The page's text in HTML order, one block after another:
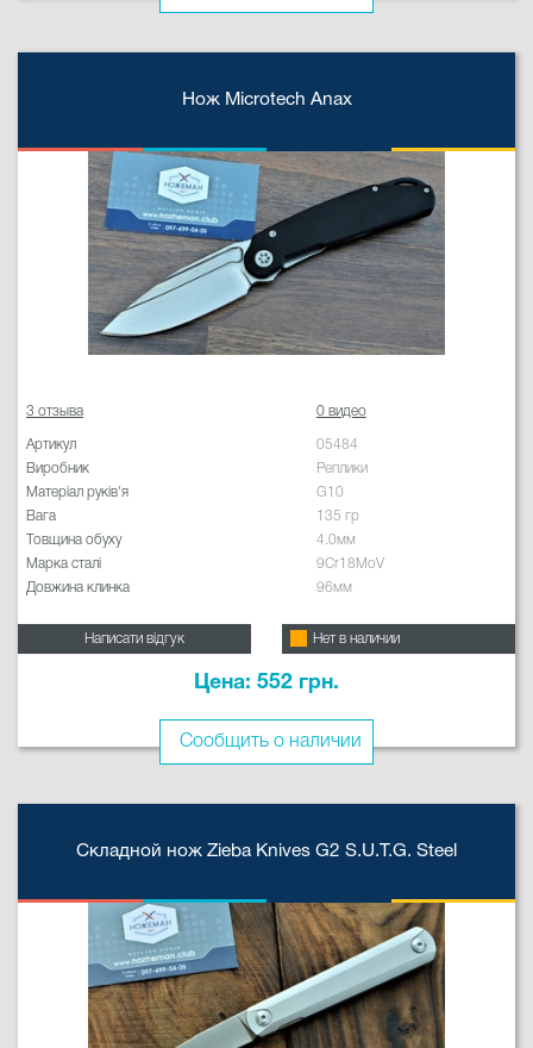
Нож Microtech Anax
3 отзыва 0 видео
Артикул
05484
Виробник
Реплики
Матеріал руків'я
G10
Вага
135 гр
Товщина обуху
4.0мм
Марка сталі
9Cr18MoV
Довжина клинка
96мм
Написати відгук Нет в наличии
Цена: 552 грн.
Сообщить о наличии
Складной нож Zieba Knives G2 S.U.T.G. Steel